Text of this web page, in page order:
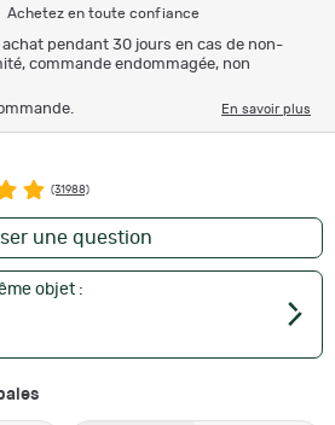
Achetez en toute confiance
pendant 30 jours en cas de non-
commande endommagée, non
En savoir plus
(31988)
une question
objet :